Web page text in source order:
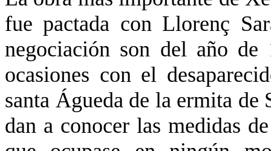
fue pactada con Llorenç
negociación son del año de
ocasiones con el
santa Águeda de la ermita de
dan a conocer las medidas